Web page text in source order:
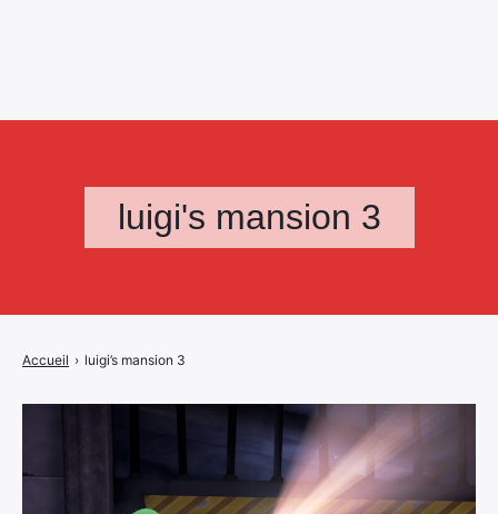
luigi's mansion 3
Accueil › luigi’s mansion 3